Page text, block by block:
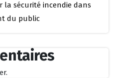
la sécurité incendie dans
du public